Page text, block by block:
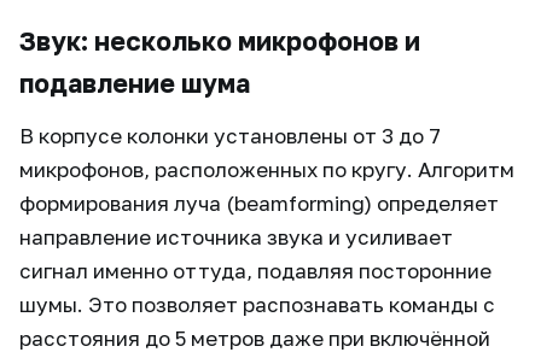
Звук: несколько микрофонов и
подавление шума
В корпусе колонки установлены от 3 до 7
микрофонов, расположенных по кругу. Алгоритм
формирования луча (beamforming) определяет
направление источника звука и усиливает
сигнал именно оттуда, подавляя посторонние
шумы. Это позволяет распознавать команды с
расстояния до 5 метров даже при включённой